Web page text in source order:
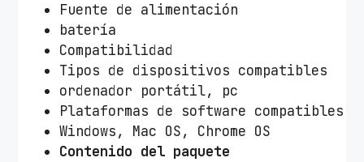
Fuente de alimentación
batería
Compatibilidad
Tipos de dispositivos compatibles
ordenador portátil, pc
Plataformas de software compatibles
Windows, Mac OS, Chrome OS
Contenido del paquete